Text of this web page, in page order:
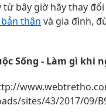
từ bây giờ hãy thay
thân và gia đình,
Sống - Làm gì
sites/43/2017/09/